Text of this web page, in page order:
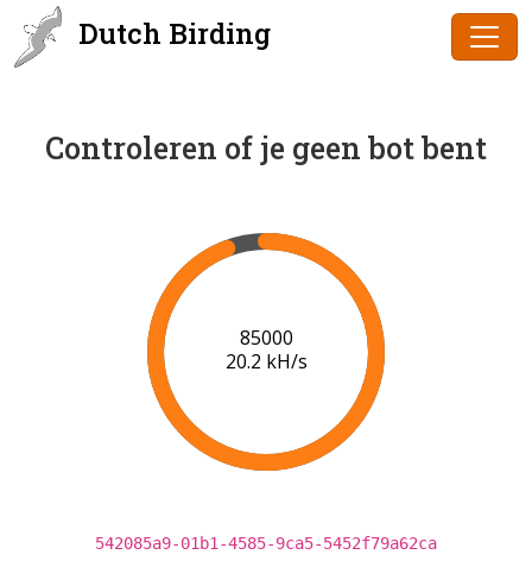
Dutch Birding
Controleren of je geen bot bent
86000
20.2 kH/s
542085a9-01b1-4585-9ca5-5452f79a62ca